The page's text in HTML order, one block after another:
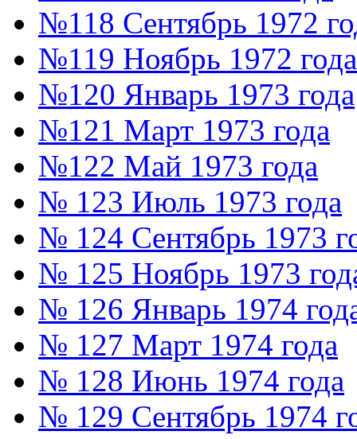
№118 Сентябрь 1972
№119 Ноябрь 1972 года
№120 Январь 1973 года
№121 Март 1973 года
№122 Май 1973 года
№ 123 Июль 1973 года
№ 124 Сентябрь 1973
№ 125 Ноябрь 1973
№ 126 Январь 1974
№ 127 Март 1974 года
№ 128 Июнь 1974 года
№ 129 Сентябрь 1974